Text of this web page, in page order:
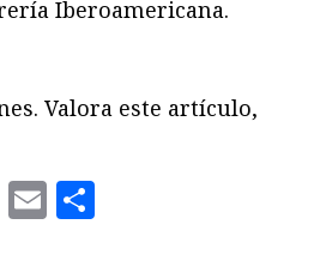
Iberoamericana.
Valora este artículo,
Telegram
Email